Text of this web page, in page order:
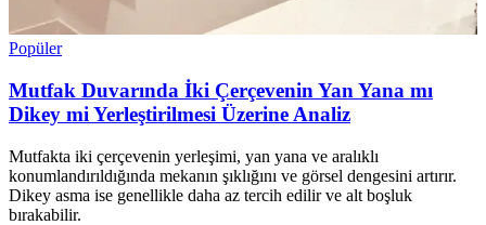
Popüler
Mutfak Duvarında İki Çerçevenin Yan Yana mı
Dikey mi Yerleştirilmesi Üzerine Analiz
Mutfakta iki çerçevenin yerleşimi, yan yana ve aralıklı
konumlandırıldığında mekanın şıklığını ve görsel dengesini artırır.
Dikey asma ise genellikle daha az tercih edilir ve alt boşluk
bırakabilir.